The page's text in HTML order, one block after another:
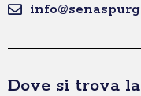
Dove si trova